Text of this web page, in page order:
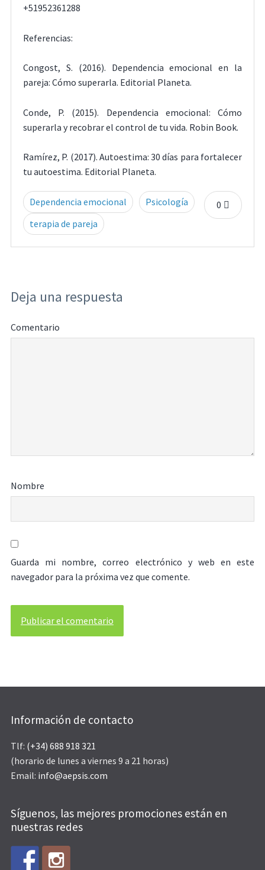
+51952361288
Referencias:
Congost, S. (2016). Dependencia emocional en la
pareja: Cómo superarla. Editorial Planeta.
Conde, P. (2015). Dependencia emocional: Cómo
superarla y recobrar el control de tu vida. Robin Book.
Ramírez, P. (2017). Autoestima: 30 días para fortalecer
tu autoestima. Editorial Planeta.
0
Dependencia emocional
Psicología
terapia de pareja
Deja una respuesta
Comentario
Nombre
Guarda mi nombre, correo electrónico y web en este
navegador para la próxima vez que comente.
Información de contacto
Tlf: (+34) 688 918 321
(horario de lunes a viernes 9 a 21 horas)
Email: info@aepsis.com
Síguenos, las mejores promociones están en
nuestras redes